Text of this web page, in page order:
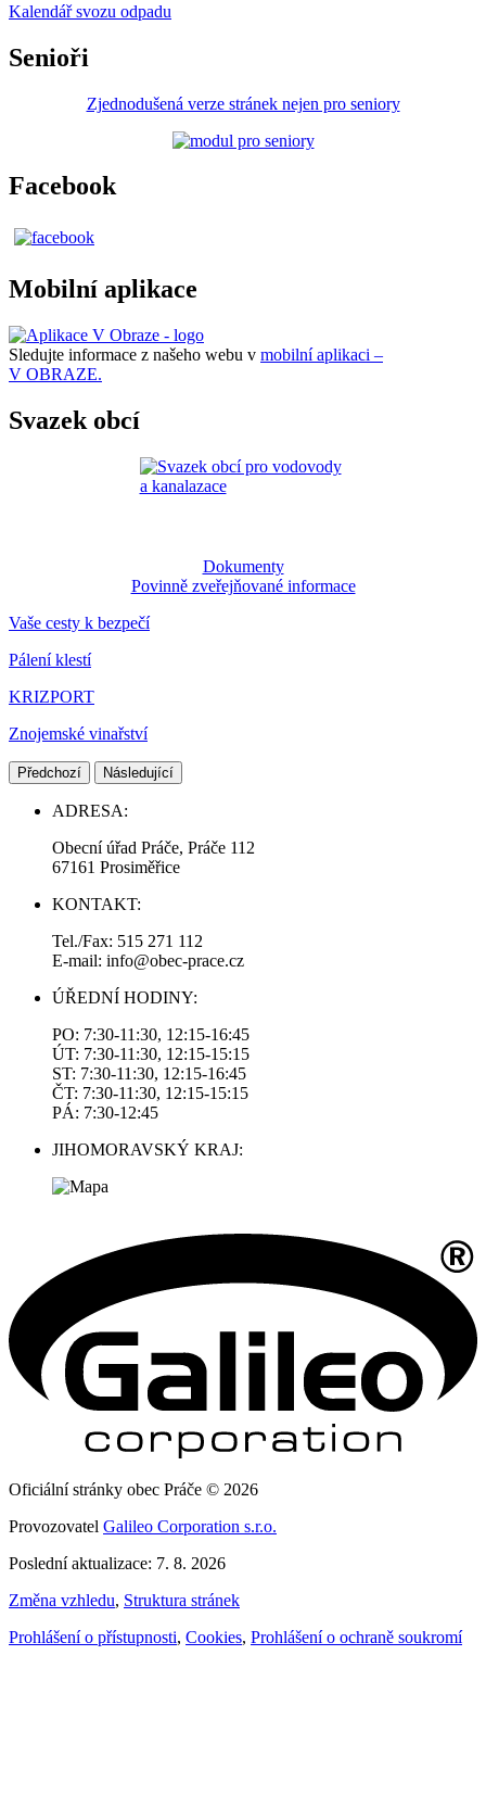
Kalendář svozu odpadu
Senioři
Zjednodušená verze stránek nejen pro seniory
Facebook
Mobilní aplikace
Sledujte informace z našeho webu v mobilní aplikaci –
V OBRAZE.
Svazek obcí
Dokumenty
Povinně zveřejňované informace
Vaše cesty k bezpečí
Pálení klestí
KRIZPORT
Znojemské vinařství
Předchozí Následující
ADRESA:
Obecní úřad Práče, Práče 112
67161 Prosiměřice
KONTAKT:
Tel./Fax: 515 271 112
E-mail: info@obec-prace.cz
ÚŘEDNÍ HODINY:
PO: 7:30-11:30, 12:15-16:45
ÚT: 7:30-11:30, 12:15-15:15
ST: 7:30-11:30, 12:15-16:45
ČT: 7:30-11:30, 12:15-15:15
PÁ: 7:30-12:45
JIHOMORAVSKÝ KRAJ:
Oficiální stránky obec Práče © 2026
Provozovatel Galileo Corporation s.r.o.
Poslední aktualizace: 7. 8. 2026
Změna vzhledu, Struktura stránek
Prohlášení o přístupnosti, Cookies, Prohlášení o ochraně soukromí